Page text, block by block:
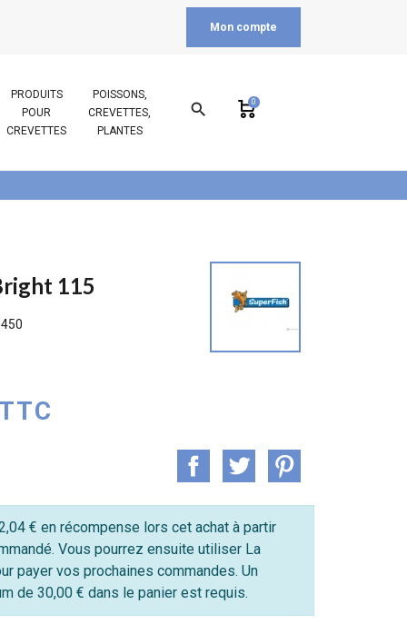
Mon compte
PRODUITS
POUR
CREVETTES
POISSONS,
CREVETTES,
PLANTES
search 0
115
€ en récompense lors cet achat à partir
Vous pourrez ensuite utiliser La
payer vos prochaines commandes. Un
de 30,00 € dans le panier est requis.